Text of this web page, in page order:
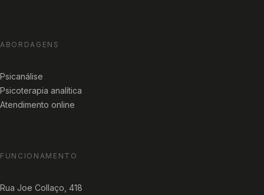
ABORDAGENS
Psicanálise
Psicoterapia analítica
Atendimento online
FUNCIONAMENTO
Rua Joe Collaço, 418